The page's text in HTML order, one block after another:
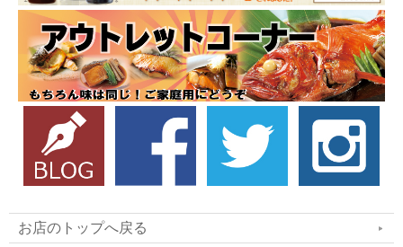
お店のトップへ戻る